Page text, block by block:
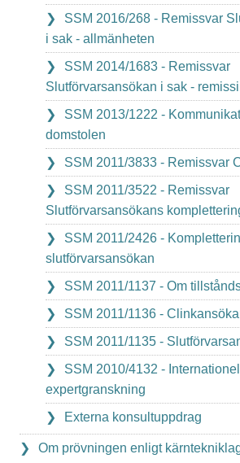
SSM 2016/268 - Remissvar
i sak - allmänheten
SSM 2014/1683 - Remissvar
Slutförvarsansökan i sak -
SSM 2013/1222 -
domstolen
SSM 2011/3833 - Remissvar
SSM 2011/3522 - Remissvar
Slutförvarsansökans
SSM 2011/2426 -
slutförvarsansökan
SSM 2011/1137 - Om
SSM 2011/1136 -
SSM 2011/1135 -
SSM 2010/4132 - Internationell
expertgranskning
Externa konsultuppdrag
Om prövningen enligt